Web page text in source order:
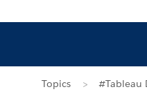
Topics #Tableau